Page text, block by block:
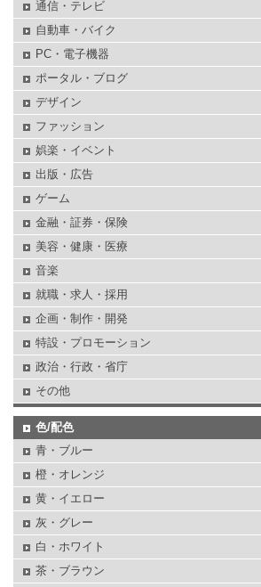
通信・テレビ
自動車・バイク
PC・電子機器
ポータル・ブログ
デザイン
ファッション
娯楽・イベント
出版・広告
ゲーム
金融・証券・保険
美容・健康・医療
音楽
就職・求人・採用
企画・制作・開発
特設・プロモーション
政治・行政・省庁
その他
色/配色
青・ブルー
橙・オレンジ
黄・イエロー
灰・グレー
白・ホワイト
茶・ブラウン